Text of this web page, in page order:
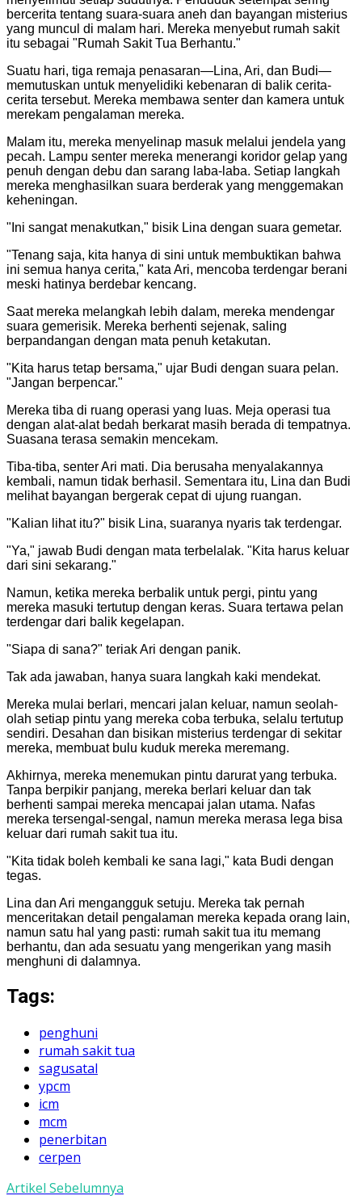
bercerita tentang suara-suara aneh dan bayangan misterius
yang muncul di malam hari. Mereka menyebut rumah sakit
itu sebagai "Rumah Sakit Tua Berhantu."
Suatu hari, tiga remaja penasaran—Lina, Ari, dan Budi—
memutuskan untuk menyelidiki kebenaran di balik cerita-
cerita tersebut. Mereka membawa senter dan kamera untuk
merekam pengalaman mereka.
Malam itu, mereka menyelinap masuk melalui jendela yang
pecah. Lampu senter mereka menerangi koridor gelap yang
penuh dengan debu dan sarang laba-laba. Setiap langkah
mereka menghasilkan suara berderak yang menggemakan
keheningan.
"Ini sangat menakutkan," bisik Lina dengan suara gemetar.
"Tenang saja, kita hanya di sini untuk membuktikan bahwa
ini semua hanya cerita," kata Ari, mencoba terdengar berani
meski hatinya berdebar kencang.
Saat mereka melangkah lebih dalam, mereka mendengar
suara gemerisik. Mereka berhenti sejenak, saling
berpandangan dengan mata penuh ketakutan.
"Kita harus tetap bersama," ujar Budi dengan suara pelan.
"Jangan berpencar."
Mereka tiba di ruang operasi yang luas. Meja operasi tua
dengan alat-alat bedah berkarat masih berada di tempatnya.
Suasana terasa semakin mencekam.
Tiba-tiba, senter Ari mati. Dia berusaha menyalakannya
kembali, namun tidak berhasil. Sementara itu, Lina dan Budi
melihat bayangan bergerak cepat di ujung ruangan.
"Kalian lihat itu?" bisik Lina, suaranya nyaris tak terdengar.
"Ya," jawab Budi dengan mata terbelalak. "Kita harus keluar
dari sini sekarang."
Namun, ketika mereka berbalik untuk pergi, pintu yang
mereka masuki tertutup dengan keras. Suara tertawa pelan
terdengar dari balik kegelapan.
"Siapa di sana?" teriak Ari dengan panik.
Tak ada jawaban, hanya suara langkah kaki mendekat.
Mereka mulai berlari, mencari jalan keluar, namun seolah-
olah setiap pintu yang mereka coba terbuka, selalu tertutup
sendiri. Desahan dan bisikan misterius terdengar di sekitar
mereka, membuat bulu kuduk mereka meremang.
Akhirnya, mereka menemukan pintu darurat yang terbuka.
Tanpa berpikir panjang, mereka berlari keluar dan tak
berhenti sampai mereka mencapai jalan utama. Nafas
mereka tersengal-sengal, namun mereka merasa lega bisa
keluar dari rumah sakit tua itu.
"Kita tidak boleh kembali ke sana lagi," kata Budi dengan
tegas.
Lina dan Ari mengangguk setuju. Mereka tak pernah
menceritakan detail pengalaman mereka kepada orang lain,
namun satu hal yang pasti: rumah sakit tua itu memang
berhantu, dan ada sesuatu yang mengerikan yang masih
menghuni di dalamnya.
Tags:
penghuni
rumah sakit tua
sagusatal
ypcm
icm
mcm
penerbitan
cerpen
Artikel Sebelumnya